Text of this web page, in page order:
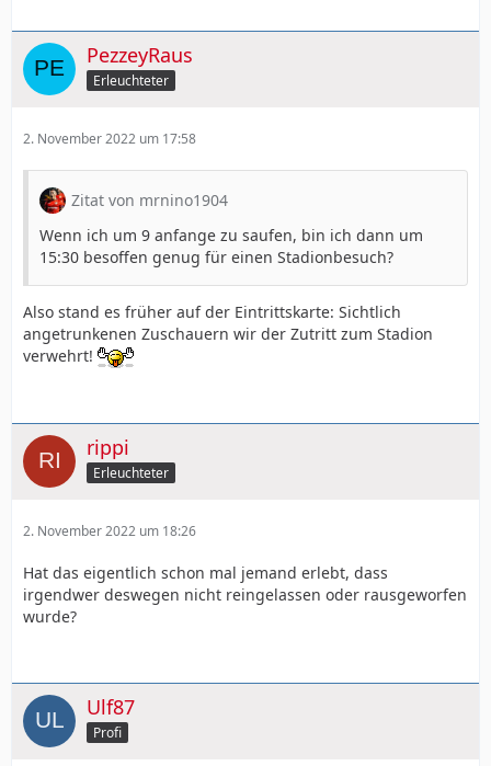
PezzeyRaus
Erleuchteter
2. November 2022 um 17:58
Zitat von mrnino1904
Wenn ich um 9 anfange zu saufen, bin ich dann um
15:30 besoffen genug für einen Stadionbesuch?
Also stand es früher auf der Eintrittskarte: Sichtlich
angetrunkenen Zuschauern wir der Zutritt zum Stadion
verwehrt!
rippi
Erleuchteter
2. November 2022 um 18:26
Hat das eigentlich schon mal jemand erlebt, dass
irgendwer deswegen nicht reingelassen oder rausgeworfen
wurde?
Ulf87
Profi